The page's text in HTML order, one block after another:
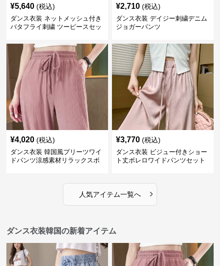
¥5,640 (税込)
ダンス衣装 ネットメッシュ付き
バタフライ刺繍 ツーピースセッ
¥2,710 (税込)
ダンス衣装 デイジー刺繍デニム
ジョガーパンツ
¥4,020 (税込)
ダンス衣装 韓国風プリーツワイ
ドパンツ涼感素材リラックスボ
¥3,770 (税込)
ダンス衣装 ビジュー付きショー
ト丈ボレロワイドパンツセット
人気アイテム一覧へ ›
ダンス衣装韓国の新着アイテム